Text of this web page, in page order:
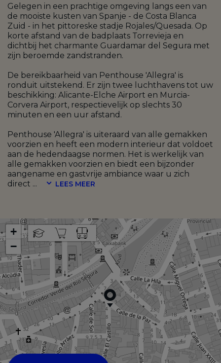
Gelegen in een prachtige omgeving langs een van
de mooiste kusten van Spanje - de Costa Blanca
Zuid - in het pittoreske stadje Rojales/Quesada. Op
korte afstand van de badplaats Torrevieja en
dichtbij het charmante Guardamar del Segura met
zijn beroemde zandstranden.
De bereikbaarheid van Penthouse 'Allegra' is
ronduit uitstekend. Er zijn twee luchthavens tot uw
beschikking: Alicante-Elche Airport en Murcia-
Corvera Airport, respectievelijk op slechts 30
minuten en een uur afstand.
Penthouse 'Allegra' is uiteraard van alle gemakken
voorzien en heeft een modern interieur dat voldoet
aan de hedendaagse normen. Het is werkelijk van
alle gemakken voorzien en biedt een bijzonder
aangename en gastvrije ambiance waar u zich
direct ... LEES MEER
+
−